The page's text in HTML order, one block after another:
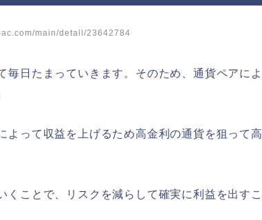
main/detail/23642784
毎日たまっていきます。そのため、通貨ペアによ
よって収益を上げるため高金利の通貨を狙って高
くことで、リスクを減らして確実に利益を出すこ